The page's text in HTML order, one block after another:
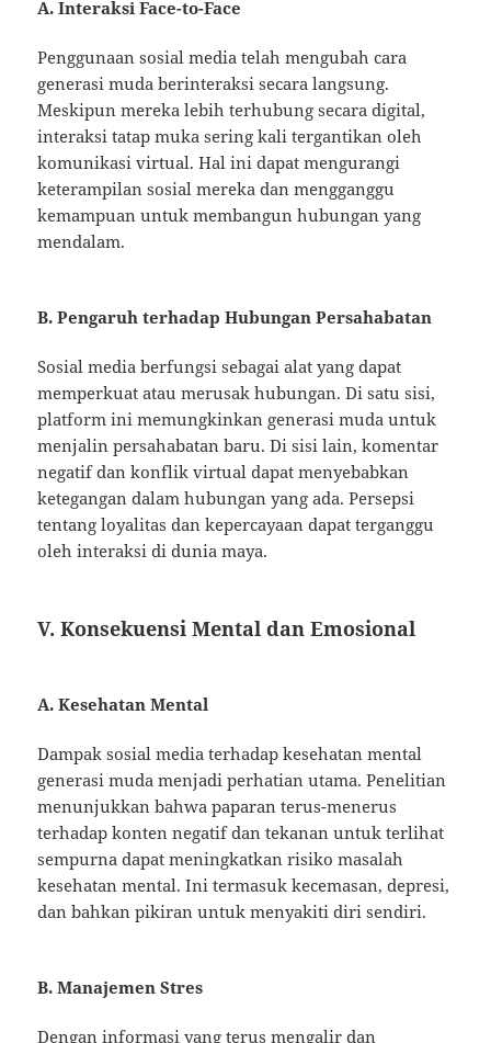
A. Interaksi Face-to-Face
Penggunaan sosial media telah mengubah cara
generasi muda berinteraksi secara langsung.
Meskipun mereka lebih terhubung secara digital,
interaksi tatap muka sering kali tergantikan oleh
komunikasi virtual. Hal ini dapat mengurangi
keterampilan sosial mereka dan mengganggu
kemampuan untuk membangun hubungan yang
mendalam.
B. Pengaruh terhadap Hubungan Persahabatan
Sosial media berfungsi sebagai alat yang dapat
memperkuat atau merusak hubungan. Di satu sisi,
platform ini memungkinkan generasi muda untuk
menjalin persahabatan baru. Di sisi lain, komentar
negatif dan konflik virtual dapat menyebabkan
ketegangan dalam hubungan yang ada. Persepsi
tentang loyalitas dan kepercayaan dapat terganggu
oleh interaksi di dunia maya.
V. Konsekuensi Mental dan Emosional
A. Kesehatan Mental
Dampak sosial media terhadap kesehatan mental
generasi muda menjadi perhatian utama. Penelitian
menunjukkan bahwa paparan terus-menerus
terhadap konten negatif dan tekanan untuk terlihat
sempurna dapat meningkatkan risiko masalah
kesehatan mental. Ini termasuk kecemasan, depresi,
dan bahkan pikiran untuk menyakiti diri sendiri.
B. Manajemen Stres
Dengan informasi yang terus mengalir dan